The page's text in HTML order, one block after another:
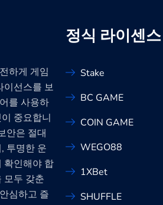
하게 게임
이선스를 보
를 사용하
중요합니
안은 절대
투명한 운
확인해야 합
모두 갖춘
심하고 즐
정식 라이센
Stake
BC GAME
COIN GAME
WEGO88
1XBet
SHUFFLE